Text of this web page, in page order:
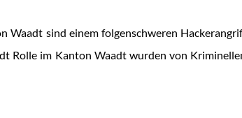
Waadt sind einem folgenschweren
Rolle im Kanton Waadt wurden von